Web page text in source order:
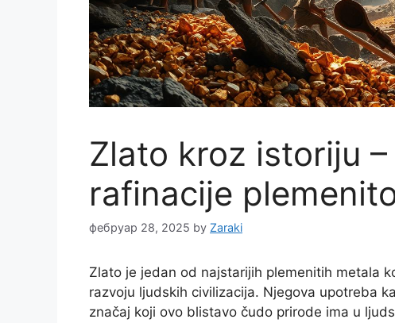
Zlato kroz istoriju
rafinacije
фебруар 28, 2025 by Zaraki
Zlato je jedan od najstarijih plemenitih metala
razvoju ljudskih civilizacija. Njegova upotreba
značaj koji ovo blistavo čudo prirode ima u